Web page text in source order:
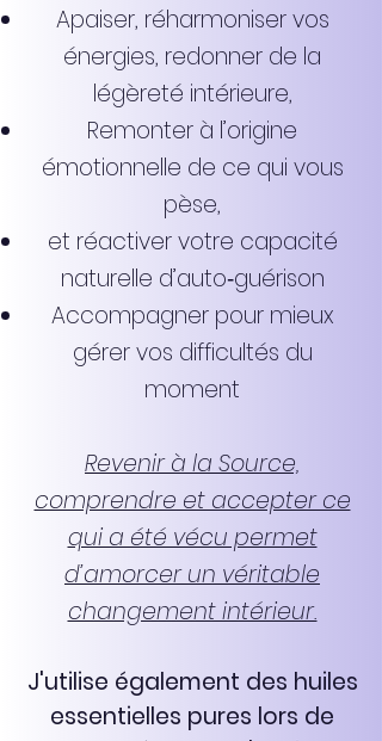
Apaiser, réharmoniser vos
énergies, redonner de la
légèreté intérieure,
Remonter à l’origine
émotionnelle de ce qui vous
pèse,
et réactiver votre capacité
naturelle d’auto‑guérison
Accompagner pour mieux
gérer vos difficultés du
moment
Revenir à la Source,
comprendre et accepter ce
qui a été vécu permet
d’amorcer un véritable
changement intérieur.
J'utilise également des huiles
essentielles pures lors de